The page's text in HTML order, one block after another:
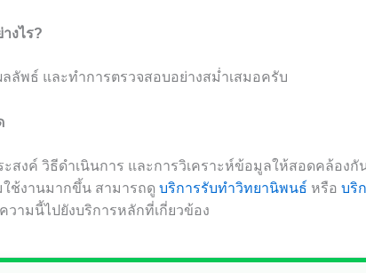
งไร?
ลัพธ์ และทำการตรวจสอบอย่างสม่ำเสมอครับ
สงค์ วิธีดำเนินการ และการวิเคราะห์ข้อมูลให้สอดคล้องกั
ช้งานมากขึ้น สามารถดู บริการรับทำวิทยานิพนธ์ หรือ บริ
วามนี้ไปยังบริการหลักที่เกี่ยวข้อง